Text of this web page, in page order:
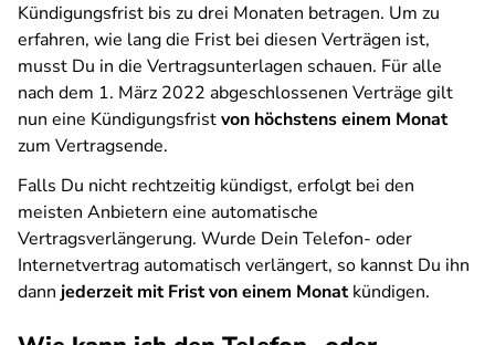
Kündigungsfrist bis zu drei Monaten betragen. Um zu
erfahren, wie lang die Frist bei diesen Verträgen ist,
musst Du in die Vertragsunterlagen schauen. Für alle
nach dem 1. März 2022 abgeschlossenen Verträge gilt
nun eine Kündigungsfristvon höchstens einem Monat
zum Vertragsende.
Falls Du nicht rechtzeitig kündigst, erfolgt bei den
meisten Anbietern eine automatische
Vertragsverlängerung. Wurde Dein Telefon- oder
Internetvertrag automatisch verlängert, so kannst Du ihn
dann jederzeit mit Frist von einem Monatkündigen.